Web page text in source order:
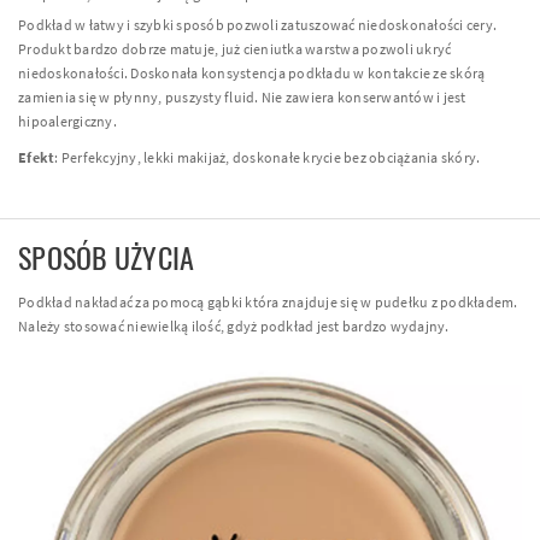
Podkład w łatwy i szybki sposób pozwoli zatuszować niedoskonałości cery.
Produkt bardzo dobrze matuje, już cieniutka warstwa pozwoli ukryć
niedoskonałości. Doskonała konsystencja podkładu w kontakcie ze skórą
zamienia się w płynny, puszysty fluid. Nie zawiera konserwantów i jest
hipoalergiczny.
Efekt: Perfekcyjny, lekki makijaż, doskonałe krycie bez obciążania skóry.
SPOSÓB UŻYCIA
Podkład nakładać za pomocą gąbki która znajduje się w pudełku z podkładem.
Należy stosować niewielką ilość, gdyż podkład jest bardzo wydajny.